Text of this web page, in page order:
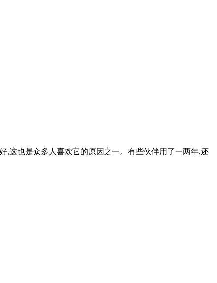
,这也是众多人喜欢它的原因之一。有些伙伴用了一两年,还